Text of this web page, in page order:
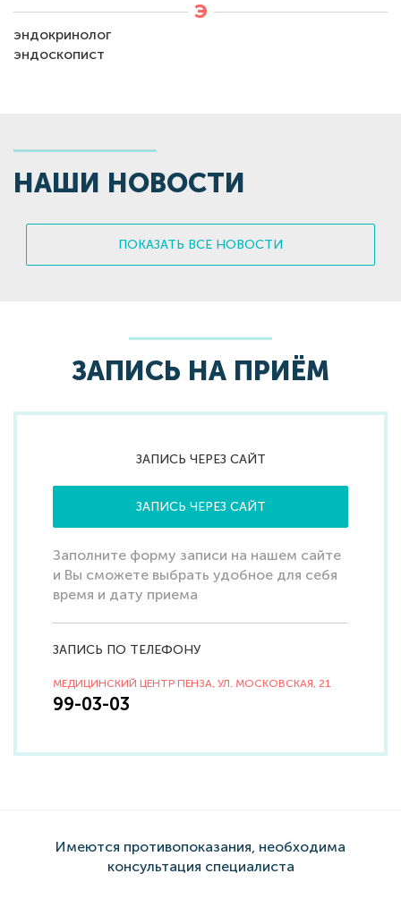
Э
эндокринолог
эндоскопист
НАШИ НОВОСТИ
ПОКАЗАТЬ ВСЕ НОВОСТИ
ЗАПИСЬ НА ПРИЁМ
ЗАПИСЬ ЧЕРЕЗ САЙТ
ЗАПИСЬ ЧЕРЕЗ САЙТ
Заполните форму записи на нашем сайте
и Вы сможете выбрать удобное для себя
время и дату приема
ЗАПИСЬ ПО ТЕЛЕФОНУ
МЕДИЦИНСКИЙ ЦЕНТР ПЕНЗА, УЛ. МОСКОВСКАЯ, 21
99-03-03
Имеются противопоказания, необходима
консультация специалиста